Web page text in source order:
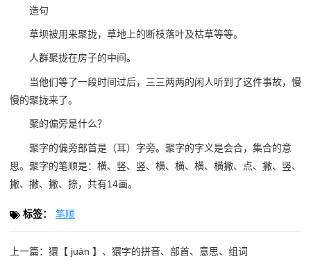
造句
草坝被用来聚拢，草地上的断枝落叶及枯草等等。
人群聚拢在房子的中间。
当他们等了一段时间过后，三三两两的闲人听到了这件事故，慢
慢的聚拢来了。
聚的偏旁是什么？
聚字的偏旁部首是（耳）字旁。聚字的字义是会合，集合的意
思。聚字的笔顺是：横、竖、竖、横、横、横、横撇、点、撇、竖、
撇、撇、撇、捺，共有14画。
标签： 笔顺
上一篇： 獧【 juàn 】、獧字的拼音、部首、意思、组词